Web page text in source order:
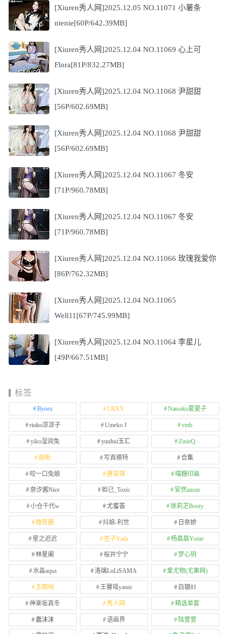
[Xiuren秀人网]2025.12.05 NO.11071 小薯条
nienie[60P/642.39MB]
[Xiuren秀人网]2025.12.04 NO.11069 心上可
Flora[81P/832.27MB]
[Xiuren秀人网]2025.12.04 NO.11068 尹甜甜
[56P/602.69MB]
[Xiuren秀人网]2025.12.04 NO.11068 尹甜甜
[56P/602.69MB]
[Xiuren秀人网]2025.12.04 NO.11067 冬安
[71P/960.78MB]
[Xiuren秀人网]2025.12.04 NO.11067 冬安
[71P/960.78MB]
[Xiuren秀人网]2025.12.04 NO.11066 玫瑰我爱你
[86P/762.32MB]
[Xiuren秀人网]2025.12.04 NO.11065
Well11[67P/745.99MB]
[Xiuren秀人网]2025.12.04 NO.11064 李星儿
[49P/667.51MB]
标签
Byoru LRXX Natsuko夏夏子
rioko凉凉子 Umeko J vmb
yiko湿润兔 yuuhui玉汇 ZinieQ
丽柜 写真模特 合集
咬一口兔娘 唐安琪 喵糖印画
奈汐酱Nice 妲己_Toxic 安然anran
小仓千代w 尤蜜荟 徐莉芝Booty
微密圈 抖娘-利世 日奈娇
星之迟迟 杏子Yada 杨晨晨Yome
林星阑 桜井宁宁 梦心玥
水淼aqua 洛璃LoLiSAMA 爱尤物(尤果网)
王雨纯 王馨瑶yanni 白银81
神楽坂真冬 秀人网 精选单套
蠢沫沫 语画界 陆萱萱